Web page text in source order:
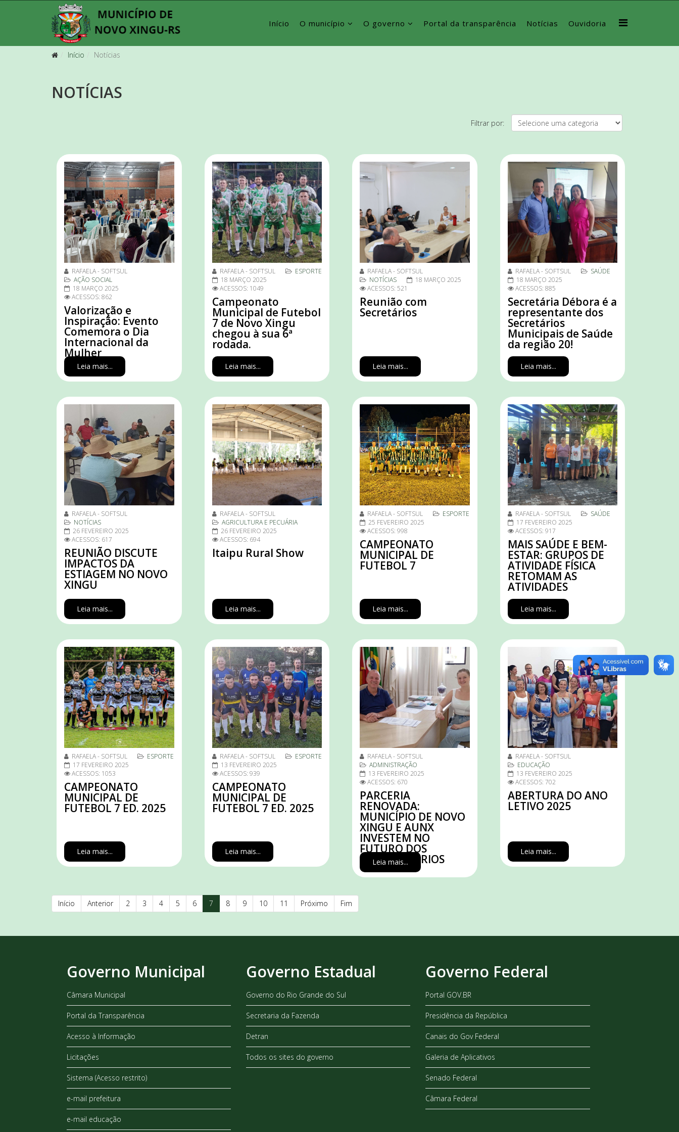
Início O município O governo Portal da transparência Notícias Ouvidoria
Início Notícias
NOTÍCIAS
Filtrar por:
RAFAELA - SOFTSUL
AÇÃO SOCIAL
18 MARÇO 2025
ACESSOS: 862
Valorização e
Inspiração: Evento
Comemora o Dia
Internacional da
Mulher
Leia mais...
RAFAELA - SOFTSUL
ESPORTE
18 MARÇO 2025
ACESSOS: 1049
Campeonato
Municipal de Futebol
7 de Novo Xingu
chegou à sua 6ª
rodada.
Leia mais...
RAFAELA - SOFTSUL
NOTÍCIAS
18 MARÇO 2025
ACESSOS: 521
Reunião com
Secretários
Leia mais...
RAFAELA - SOFTSUL
SAÚDE
18 MARÇO 2025
ACESSOS: 885
Secretária Débora é a
representante dos
Secretários
Municipais de Saúde
da região 20!
Leia mais...
RAFAELA - SOFTSUL
NOTÍCIAS
26 FEVEREIRO 2025
ACESSOS: 617
REUNIÃO DISCUTE
IMPACTOS DA
ESTIAGEM NO NOVO
XINGU
Leia mais...
RAFAELA - SOFTSUL
AGRICULTURA E PECUÁRIA
26 FEVEREIRO 2025
ACESSOS: 694
Itaipu Rural Show
Leia mais...
RAFAELA - SOFTSUL
ESPORTE
25 FEVEREIRO 2025
ACESSOS: 998
CAMPEONATO
MUNICIPAL DE
FUTEBOL 7
Leia mais...
RAFAELA - SOFTSUL
SAÚDE
17 FEVEREIRO 2025
ACESSOS: 917
MAIS SAÚDE E BEM-
ESTAR: GRUPOS DE
ATIVIDADE FÍSICA
RETOMAM AS
ATIVIDADES
Leia mais...
RAFAELA - SOFTSUL
ESPORTE
17 FEVEREIRO 2025
ACESSOS: 1053
CAMPEONATO
MUNICIPAL DE
FUTEBOL 7 ED. 2025
Leia mais...
RAFAELA - SOFTSUL
ESPORTE
13 FEVEREIRO 2025
ACESSOS: 939
CAMPEONATO
MUNICIPAL DE
FUTEBOL 7 ED. 2025
Leia mais...
RAFAELA - SOFTSUL
ADMINISTRAÇÃO
13 FEVEREIRO 2025
ACESSOS: 670
PARCERIA
RENOVADA:
MUNICÍPIO DE NOVO
XINGU E AUNX
INVESTEM NO
FUTURO DOS
UNIVERSITÁRIOS
Leia mais...
RAFAELA - SOFTSUL
EDUCAÇÃO
13 FEVEREIRO 2025
ACESSOS: 702
ABERTURA DO ANO
LETIVO 2025
Leia mais...
Início Anterior 2 3 4 5 6 7 8 9 10 11 Próximo Fim
Governo Municipal
Câmara Municipal
Portal da Transparência
Acesso à Informação
Licitações
Sistema (Acesso restrito)
e-mail prefeitura
e-mail educação
Governo Estadual
Governo do Rio Grande do Sul
Secretaria da Fazenda
Detran
Todos os sites do governo
Governo Federal
Portal GOV.BR
Presidência da República
Canais do Gov Federal
Galeria de Aplicativos
Senado Federal
Câmara Federal